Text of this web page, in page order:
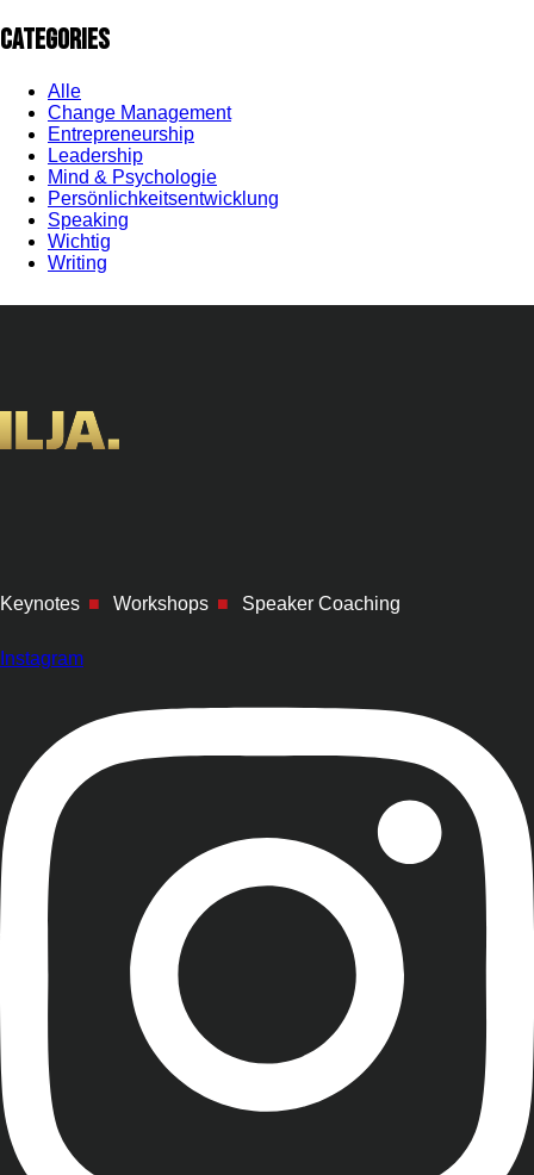
Categories
Alle
Change Management
Entrepreneurship
Leadership
Mind & Psychologie
Persönlichkeitsentwicklung
Speaking
Wichtig
Writing
Keynotes ■ Workshops ■ Speaker Coaching
Instagram